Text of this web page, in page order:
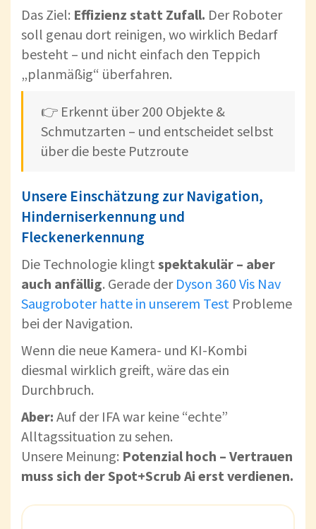
Das Ziel: Effizienz statt Zufall. Der Roboter
soll genau dort reinigen, wo wirklich Bedarf
besteht – und nicht einfach den Teppich
„planmäßig“ überfahren.
👉 Erkennt über 200 Objekte &
Schmutzarten – und entscheidet selbst
über die beste Putzroute
Unsere Einschätzung zur Navigation,
Hinderniserkennung und
Fleckenerkennung
Die Technologie klingt spektakulär – aber
auch anfällig. Gerade der Dyson 360 Vis Nav
Saugroboter hatte in unserem Test Probleme
bei der Navigation.
Wenn die neue Kamera- und KI-Kombi
diesmal wirklich greift, wäre das ein
Durchbruch.
Aber: Auf der IFA war keine “echte”
Alltagssituation zu sehen.
Unsere Meinung: Potenzial hoch – Vertrauen
muss sich der Spot+Scrub Ai erst verdienen.